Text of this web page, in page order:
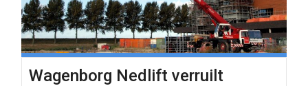
Wagenborg Nedlift verruilt